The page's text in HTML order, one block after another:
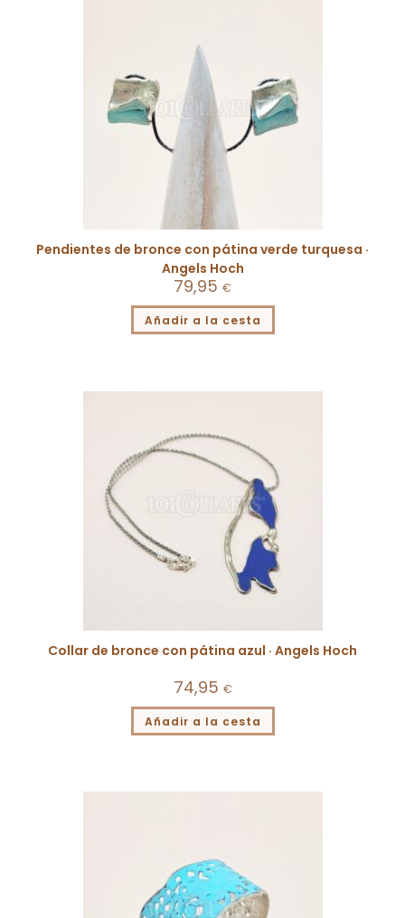
Pendientes de bronce con pátina verde turquesa ·
Angels Hoch
79,95 €
Añadir a la cesta
Collar de bronce con pátina azul · Angels Hoch
74,95 €
Añadir a la cesta